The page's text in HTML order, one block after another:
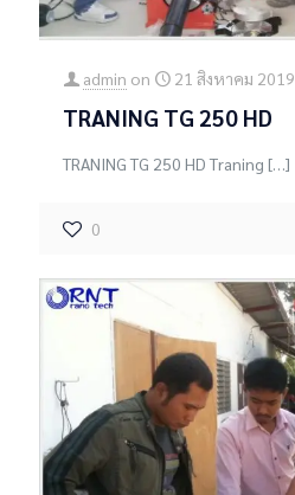
admin on 21 สิงหาคม 2019
TRANING TG 250 HD
TRANING TG 250 HD Traning […]
0